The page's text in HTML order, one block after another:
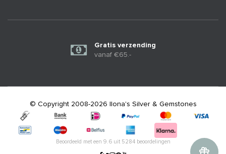
Gratis verzending
vanaf €65.-
© Copyright 2008-2026 Ilona's Silver & Gemstones
Beoordeeld met een 9.6uit 5284beoordelingen